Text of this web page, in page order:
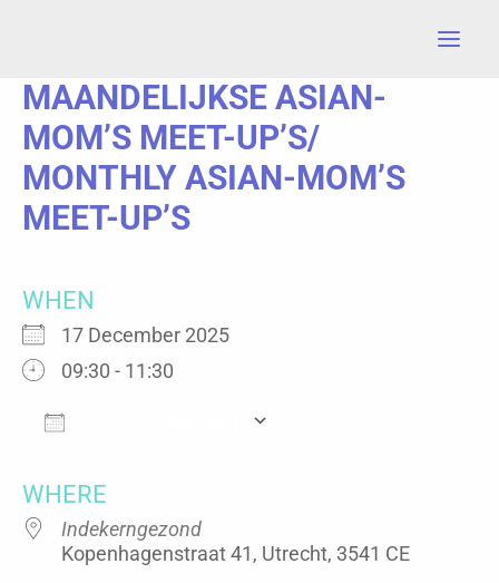
content
MAANDELIJKSE ASIAN-
MOM’S MEET-UP’S/
MONTHLY ASIAN-MOM’S
MEET-UP’S
WHEN
17 December 2025
09:30 - 11:30
WHERE
Indekerngezond
Kopenhagenstraat 41, Utrecht, 3541 CE